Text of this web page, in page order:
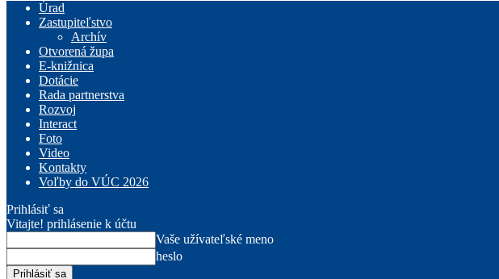
Úrad
Zastupiteľstvo
Archív
Otvorená župa
E-knižnica
Dotácie
Rada partnerstva
Rozvoj
Interact
Foto
Video
Kontakty
Voľby do VÚC 2026
Prihlásiť sa
Vitajte! prihlásenie k účtu
Vaše užívateľské meno
heslo